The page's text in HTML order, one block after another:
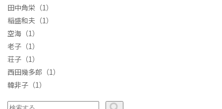
田中角栄 （1）
稲盛和夫 （1）
空海 （1）
老子 （1）
荘子 （1）
西田幾多郎 （1）
韓非子 （1）